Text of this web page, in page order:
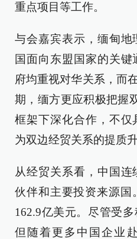
重点项目等工作。
与会嘉宾表示，缅甸地
国面向东盟国家的关
府均重视对华关系，而
期，缅方更应积极把握
框架下深化合作，不
为双边经贸关系的提质
从经贸关系看，中国
伙伴和主要投资来源国
162.9亿美元。尽管受
但随着更多中国企业